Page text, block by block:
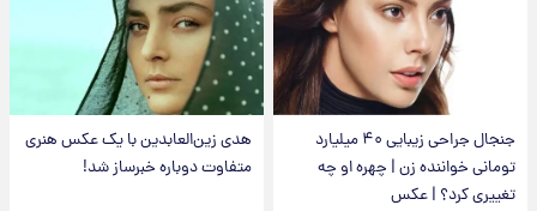
جنجال جراحی زیبایی ۴۰ میلیارد
تومانی خواننده زن | چهره او چه
تغییری کرد؟ | عکس
هدی زین‌العابدین با یک عکس هنری
متفاوت دوباره خبرساز شد!